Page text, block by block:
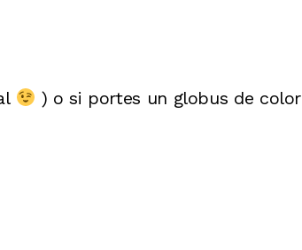
) o si portes un globus de color